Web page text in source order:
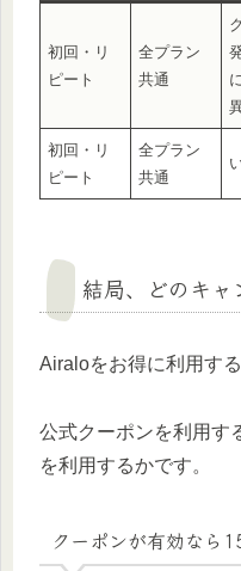
初回・リ
ピート
全プラン
共通
初回・リ
ピート
全プラン
共通
結局、どのキャ
Airaloをお得に利用す
公式クーポンを利用す
を利用するかです。
クーポンが有効なら